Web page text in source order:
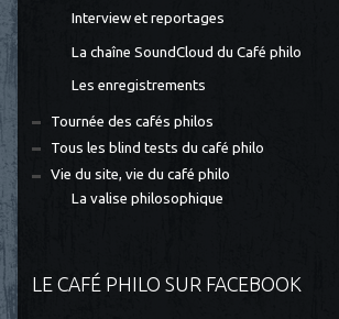
Interview et reportages
La chaîne SoundCloud du Café philo
Les enregistrements
Tournée des cafés philos
Tous les blind tests du café philo
Vie du site, vie du café philo
La valise philosophique
LE CAFÉ PHILO SUR FACEBOOK